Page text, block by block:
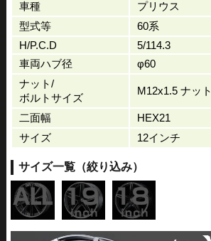
車種
プリウス
型式等
60系
H/P.C.D
5/114.3
車両ハブ径
φ60
ナット/
ボルトサイズ
M12x1.5 ナット
二面幅
HEX21
サイズ
12インチ
サイズ一覧（絞り込み）